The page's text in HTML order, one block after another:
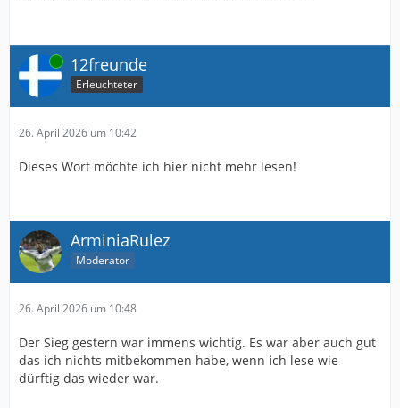
Online 12freunde
Erleuchteter
26. April 2026 um 10:42
Dieses Wort möchte ich hier nicht mehr lesen!
ArminiaRulez
Moderator
26. April 2026 um 10:48
Der Sieg gestern war immens wichtig. Es war aber auch gut
das ich nichts mitbekommen habe, wenn ich lese wie
dürftig das wieder war.